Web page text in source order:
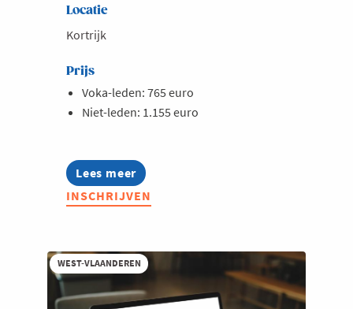
Locatie
Kortrijk
Prijs
Voka-leden: 765 euro
Niet-leden: 1.155 euro
Lees meer
about
Opleiding:
Marktonderzoek
INSCHRIJVEN
WEST-VLAANDEREN